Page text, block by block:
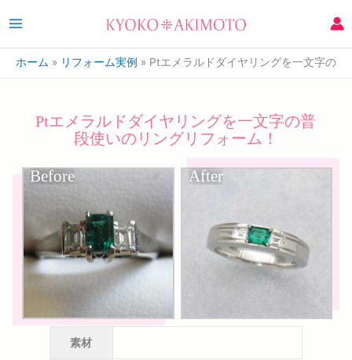
ホーム リフォーム実例 Ptエメラルドダイヤリングを一文字の
Ptエメラルドダイヤリングを一文字の普
段使いのリングリフォーム！
Before After
素材